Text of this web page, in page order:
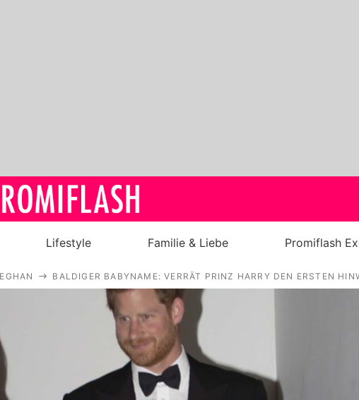
Royals
Lifestyle Familie & Liebe Promiflash
BALDIGER BABYNAME: VERRÄT PRINZ HARRY DEN ERSTEN